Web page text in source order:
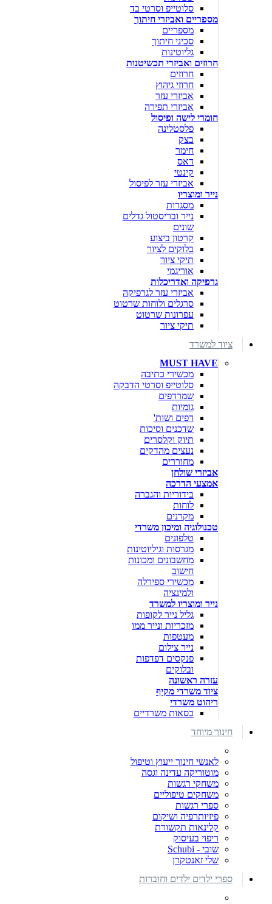
סלוטייפ וסרטי בד
מספריים ואביזרי חיתוך
מספריים
סכיני חיתוך
גליוטינות
חרוזים ואביזרי תכשיטנות
חרוזים
חרוזי גיהוץ
אביזרי עזר
אביזרי תפירה
חומרי לישה ופיסול
פלסטלינה
בצק
חימר
דאס
קינטי
אביזרי עזר לפיסול
נייר ומוצריו
מסגרות
נייר ובריסטול גדלים
שונים
קרטון ביצוע
בלוקים לציור
תיקי ציור
אוריגמי
גרפיקה ואדריכלות
אביזרי עזר לגרפיקה
סרגלים ולוחות שרטוט
עפרונות שרטוט
תיקי ציור
ציוד למשרד
MUST HAVE
מכשירי כתיבה
סלוטייפ וסרטי הדבקה
שמרדפים
גומיות
דפים ושות'
שדכנים וסיכות
תיוק וקלסרים
נעצים מהדקים
מחוררים
אביזרי שולחן
אמצעי הדרכה
בידוריות והגברה
לוחות
מקרנים
טכנולוגיה ומיכון משרדי
טלפונים
מגרסות וגיליוטינות
מחשבונים ומכונות
חישוב
מכשירי ספירלה
ולמינציה
נייר ומוצריו למשרד
גליל נייר לקופות
מזכריות ונייר ממו
מעטפות
נייר צילום
פנקסים דפדפות
ובלוקים
עזרה ראשונה
ציוד משרדי מקיף
ריהוט משרדי
כסאות משרדיים
חינוך מיוחד
לאנשי חינוך ייעוץ וטיפול
מוטוריקה עדינה וגסה
משחקי רגשות
משחקים טיפוליים
ספרי רגשות
פיזיותרפיה ושיקום
קלינאות תקשורת
ריפוי בעיסוק
שובי - Schubi
שלי זאנטקרן
ספרי ילדים ילדים וחוברות